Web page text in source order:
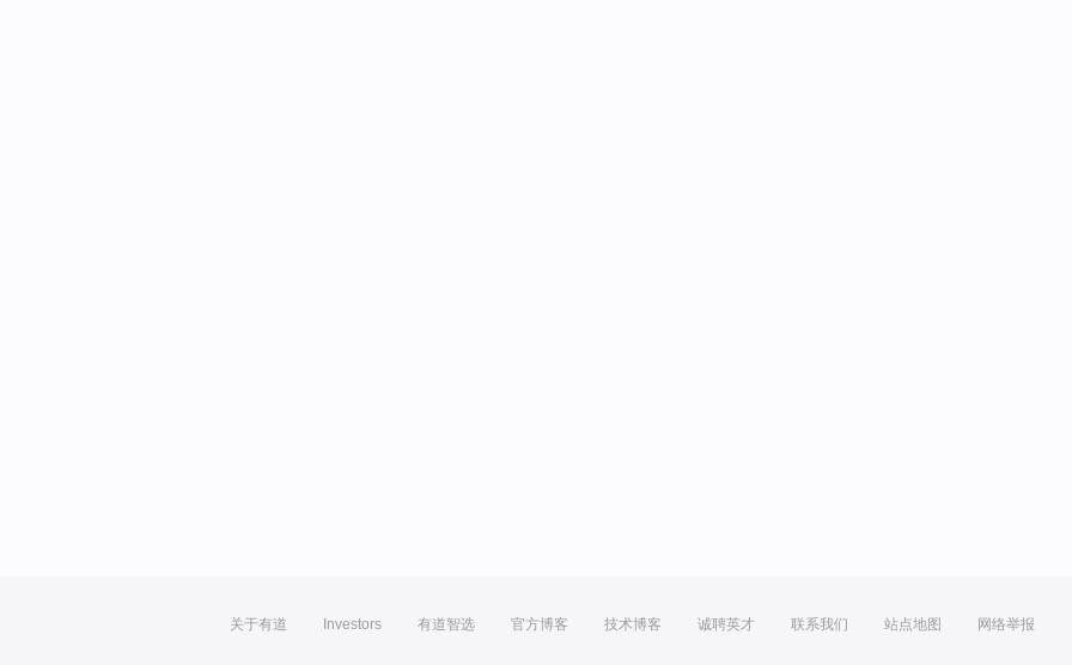
关于有道 Investors 有道智选 官方博客 技术博客 诚聘英才 联系我们 站点地图 网络举报